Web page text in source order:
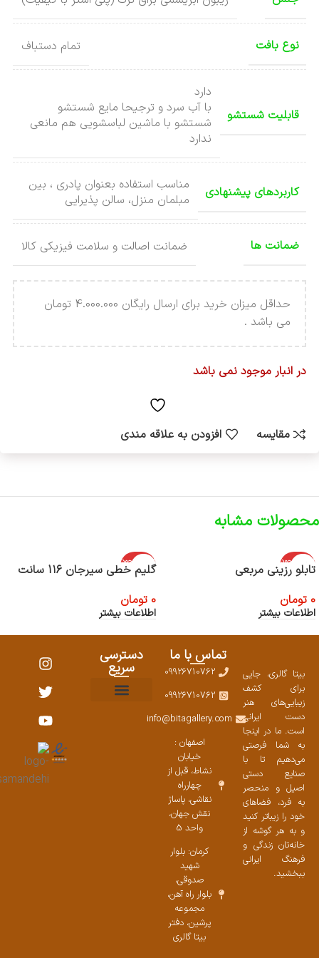
نوع بافت تمام دستباف
قابلیت شستشو
دارد
با آب سرد و ترجیحا مایع شستشو
شستشو با ماشین لباسشویی هم مانعی
ندارد
کاربردهای پیشنهادی
مناسب استفاده بعنوان پادری ، بین
مبلمان منزل، سالن پذیرایی
ضمانت ها ضمانت اصالت و سلامت فیزیکی کالا
حداقل میزان خرید برای ارسال رایگان 4.000.000 تومان
می باشد .
در انبار موجود نمی باشد
مقایسه افزودن به علاقه مندی
محصولات مشابه
اتمام موجود
ی
تابلو رزینی مربعی
0 تومان
اطلاعات بیشتر
اتمام موجود
ی
گلیم خطی سیرجان 1۱۶ سانت
0 تومان
اطلاعات بیشتر
بیتا گالری، جایی
برای کشف
زیبایی‌های هنر
دست ایرانی
است. ما در اینجا
به شما فرصتی
می‌دهیم تا با
صنایع دستی
اصیل و منحصر
به فرد، فضاهای
خود را زیباتر کنید
و به هر گوشه از
خانه‌تان زندگی و
فرهنگ ایرانی
ببخشید.
تماس با ما
09926710762
09926710762
info@bitagallery.com
اصفهان :
خیابان
نشاط، قبل از
چهارراه
نقاشی، پاساژ
نقش جهان،
واحد 5
کرمان: بلوار
شهید
صدوقی،
بلوار راه آهن،
مجموعه
پرشین،‌ دفتر
بیتا گالری
دسترسی
سریع